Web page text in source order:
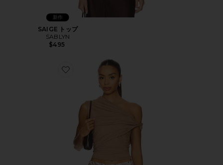
新作
SAIGE トップ
SABLYN
$495
Favorite ALESSIA トップ